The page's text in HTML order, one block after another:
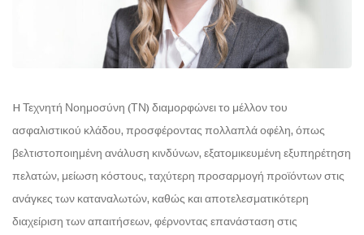
H Τεχνητή Νοημοσύνη (ΤΝ) διαμορφώνει το μέλλον του
ασφαλιστικού κλάδου, προσφέροντας πολλαπλά οφέλη, όπως
βελτιστοποιημένη ανάλυση κινδύνων, εξατομικευμένη εξυπηρέτηση
πελατών, μείωση κόστους, ταχύτερη προσαρμογή προϊόντων στις
ανάγκες των καταναλωτών, καθώς και αποτελεσματικότερη
διαχείριση των απαιτήσεων, φέρνοντας επανάσταση στις